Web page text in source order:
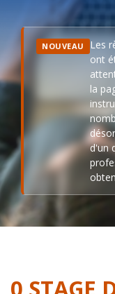
NOUVEAU
Les
ont
la
d'un